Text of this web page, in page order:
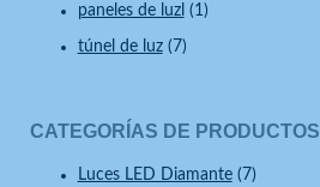
paneles de luzl (1)
túnel de luz(7)
CATEGORÍAS DE PRODUCTOS
Luces LED Diamante (7)